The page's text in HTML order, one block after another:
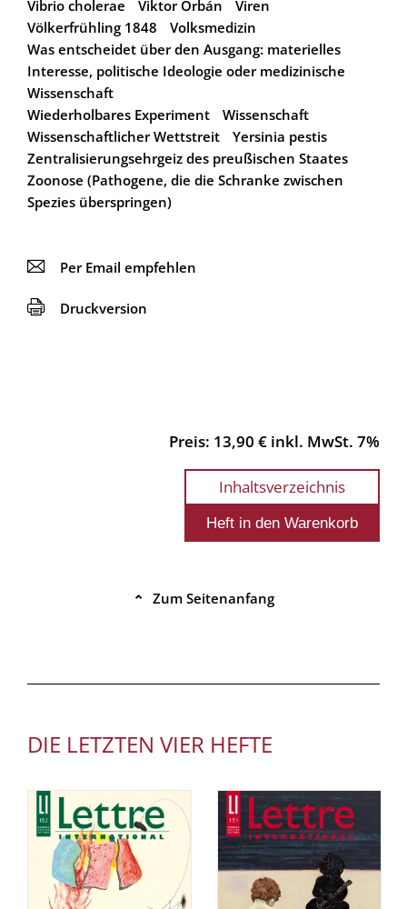
Vibrio cholerae
Viktor Orbán
Viren
Völkerfrühling 1848
Volksmedizin
Was entscheidet über den Ausgang: materielles
Interesse, politische Ideologie oder medizinische
Wissenschaft
Wiederholbares Experiment
Wissenschaft
Wissenschaftlicher Wettstreit
Yersinia pestis
Zentralisierungsehrgeiz des preußischen Staates
Zoonose (Pathogene, die die Schranke zwischen
Spezies überspringen)
📧 Per Email empfehlen
🖨 Druckversion
Preis: 13,90 € inkl. MwSt. 7%
Inhaltsverzeichnis
⌃ Zum Seitenanfang
DIE LETZTEN VIER HEFTE